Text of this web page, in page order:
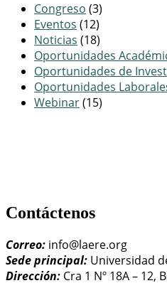
Congreso (3)
Eventos (12)
Noticias (18)
Oportunidades
Oportunidades de
Oportunidades
Webinar(15)
Contáctenos
Correo: info@laere.org
Sede principal: Universidad
Dirección: Cra 1 Nº 18A – 12,